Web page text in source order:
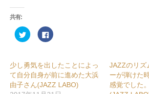
共有:
ク
リ
て
Twitter
で
共
有
(新
Facebook
で
る
に
は
ク
リ
ッ
少し勇気を出したことによっ
て自分自身が前に進めた大浜
由子さん(JAZZ LABO)
JAZZのリズ
ーが弾けた
感覚でした